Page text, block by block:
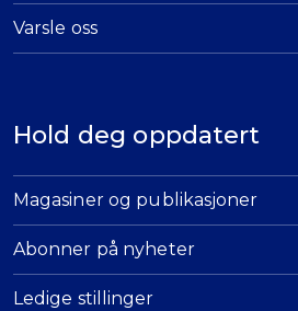
Varsle oss
Hold deg oppdatert
Magasiner og publikasjoner
Abonner på nyheter
Ledige stillinger